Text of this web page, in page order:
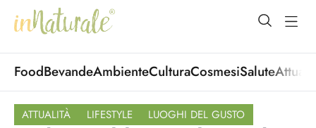
open
FoodBevandeAmbienteCulturaCosmesiSalute
ATTUALITÀ LIFESTYLE LUOGHI DEL GUSTO